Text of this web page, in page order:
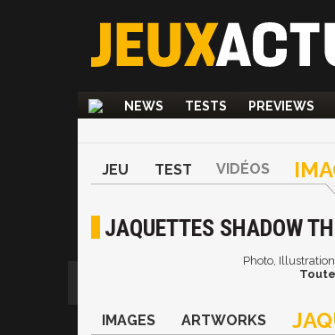
NEWS TESTS PREVIEWS
JEU TEST VIDÉOS
JAQUETTES SHADOW
Photo,
IMAGES ARTWORKS